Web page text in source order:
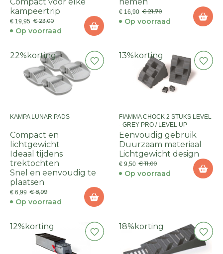
kampeertrip
€ 19,95 € 23,00
Op voorraad
€ 16,90 € 21,70
Op voorraad
22% korting
KAMPA LUNAR PADS
Compact en
lichtgewicht
Ideaal tijdens
trektochten
Snel en eenvoudig te
plaatsen
€ 6,99 € 8,99
Op voorraad
13% korting
FIAMMA CHOCK 2 STUKS LEVEL
- GREY PRO / LEVEL UP
Eenvoudig gebruik
Duurzaam materiaal
Lichtgewicht design
€ 9,50 € 11,00
Op voorraad
12% korting 18% korting